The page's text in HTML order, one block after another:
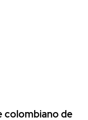
colombiano de